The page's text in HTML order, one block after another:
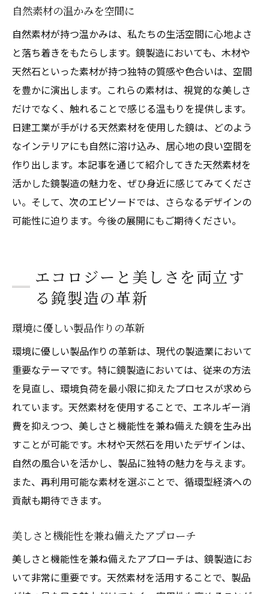
自然素材の温かみを空間に
自然素材が持つ温かみは、私たちの生活空間に心地よさ
と落ち着きをもたらします。鏡製造においても、木材や
天然石といった素材が持つ独特の質感や色合いは、空間
を豊かに演出します。これらの素材は、視覚的な美しさ
だけでなく、触れることで感じる温もりを提供します。
日建工業が手がける天然素材を使用した鏡は、どのよう
なインテリアにも自然に溶け込み、居心地の良い空間を
作り出します。本記事を通じて紹介してきた天然素材を
活かした鏡製造の魅力を、ぜひ身近に感じてみてくださ
い。そして、次のエピソードでは、さらなるデザインの
可能性に迫ります。今後の展開にもご期待ください。
エコロジーと美しさを両立す
る鏡製造の革新
環境に優しい製品作りの革新
環境に優しい製品作りの革新は、現代の製造業において
重要なテーマです。特に鏡製造においては、従来の方法
を見直し、環境負荷を最小限に抑えたプロセスが求めら
れています。天然素材を使用することで、エネルギー消
費を抑えつつ、美しさと機能性を兼ね備えた鏡を生み出
すことが可能です。木材や天然石を用いたデザインは、
自然の風合いを活かし、製品に独特の魅力を与えます。
また、再利用可能な素材を選ぶことで、循環型経済への
貢献も期待できます。
美しさと機能性を兼ね備えたアプローチ
美しさと機能性を兼ね備えたアプローチは、鏡製造にお
いて非常に重要です。天然素材を活用することで、製品